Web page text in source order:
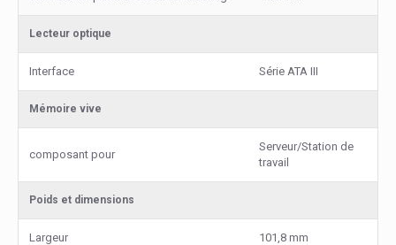
Lecteur optique
Interface Série ATA III
Mémoire vive
composant pour
Serveur/Station de
travail
Poids et dimensions
Largeur 101,8 mm